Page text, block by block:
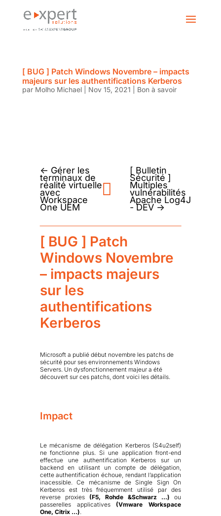
[ BUG ] Patch Windows Novembre – impacts
majeurs sur les authentifications Kerberos
par Molho Michael| Nov 15, 2021 Bon à savoir
← Gérer les
terminaux de
réalité virtuelle
avec
Workspace
One UEM
[ Bulletin
Sécurité ]
Multiples
vulnérabilités
Apache Log4J
- DEV→
[ BUG ] Patch
Windows Novembre
– impacts majeurs
sur les
authentifications
Kerberos
Microsoft a publié début novembre les patchs de
sécurité pour ses environnements Windows
Servers. Un dysfonctionnement majeur a été
découvert sur ces patchs, dont voici les détails.
Impact
Le mécanisme de délégation Kerberos (S4u2self)
ne fonctionne plus. Si une application front-end
effectue une authentification Kerberos sur un
backend en utilisant un compte de délégation,
cette authentification échoue, rendant l’application
inacessible. Ce mécanisme de Single Sign On
Kerberos est très fréquemment utilisé par des
reverse proxies (F5, Rohde &Schwarz …) ou
passerelles applicatives (Vmware Workspace
One, Citrix …).